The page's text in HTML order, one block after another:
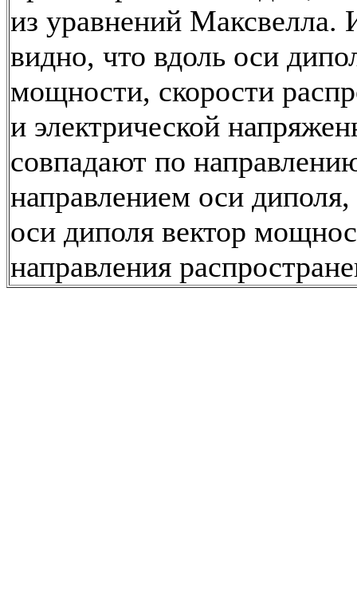
из уравнений Максвелла.
видно, что вдоль оси
мощности, скорости
и электрической
совпадают по
направлением оси
оси диполя вектор
направления